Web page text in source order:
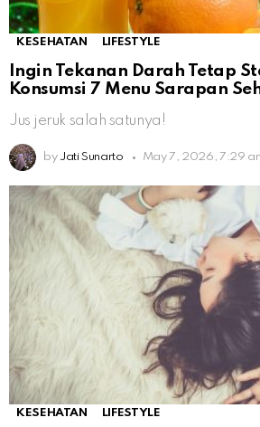
KESEHATAN LIFESTYLE
Ingin Tekanan Darah Tetap
Konsumsi 7 Menu Sarapan
Jus jeruk salah satunya!
by Jati Sunarto May 7, 2026, 7:29
KESEHATAN LIFESTYLE